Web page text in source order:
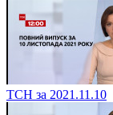
ТСН за 2021.11.10